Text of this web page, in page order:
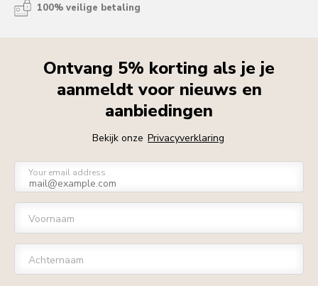
100% veilige betaling
Ontvang 5% korting als je je
aanmeldt voor nieuws en
aanbiedingen
Bekijk onze Privacyverklaring
Your email address
Voornaam
Achternaam